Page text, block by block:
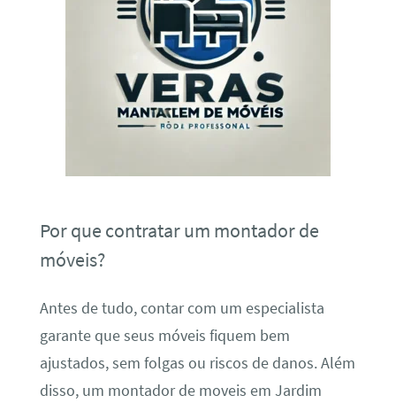
Por que contratar um montador de
móveis?
Antes de tudo, contar com um especialista
garante que seus móveis fiquem bem
ajustados, sem folgas ou riscos de danos. Além
disso, um montador de moveis em Jardim